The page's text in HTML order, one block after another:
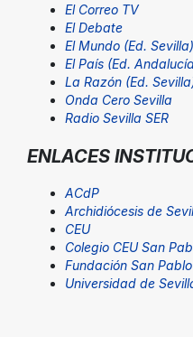
El Correo TV
El Debate
El Mundo (Ed. Sevilla)
El País (Ed.
La Razón (Ed.
Onda Cero Sevilla
Radio Sevilla SER
ENLACES
ACdP
Archidiócesis de
CEU
Colegio CEU San
Fundación San
Universidad de